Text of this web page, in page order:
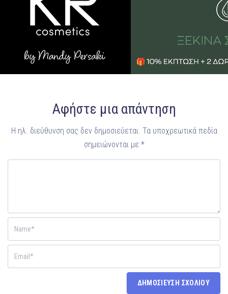
Αφήστε μια απάντηση
Η ηλ. διεύθυνση σας δεν δημοσιεύεται. Τα υποχρεωτικά πεδία
σημειώνονται με *